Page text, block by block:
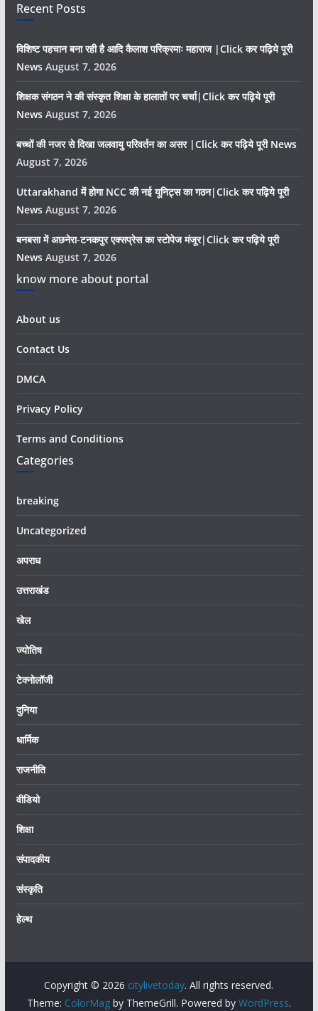
Recent Posts
विशिष्ट पहचान बना रही है आदि कैलाश परिक्रमाः महाराज |Click कर पढ़िये पूरी
News August 7, 2026
शिक्षक संगठन ने की संस्कृत शिक्षा के हालातों पर चर्चा|Click कर पढ़िये पूरी
News August 7, 2026
बच्चों की नजर से दिखा जलवायु परिवर्तन का असर |Click कर पढ़िये पूरी News
August 7, 2026
Uttarakhand में होगा NCC की नई यूनिट्स का गठन|Click कर पढ़िये पूरी
News August 7, 2026
बनबसा में अछनेरा-टनकपुर एक्सप्रेस का स्टोपेज मंजूर|Click कर पढ़िये पूरी
News August 7, 2026
know more about portal
About us
Contact Us
DMCA
Privacy Policy
Terms and Conditions
Categories
breaking
Uncategorized
अपराध
उत्तराखंड
खेल
ज्योतिष
टेक्नोलॉजी
दुनिया
धार्मिक
राजनीति
वीडियो
शिक्षा
संपादकीय
संस्कृति
हेल्थ
Copyright © 2026 citylivetoday. All rights reserved.
Theme: ColorMagby ThemeGrill. Powered by WordPress.